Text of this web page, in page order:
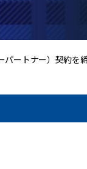
パートナー）契約を